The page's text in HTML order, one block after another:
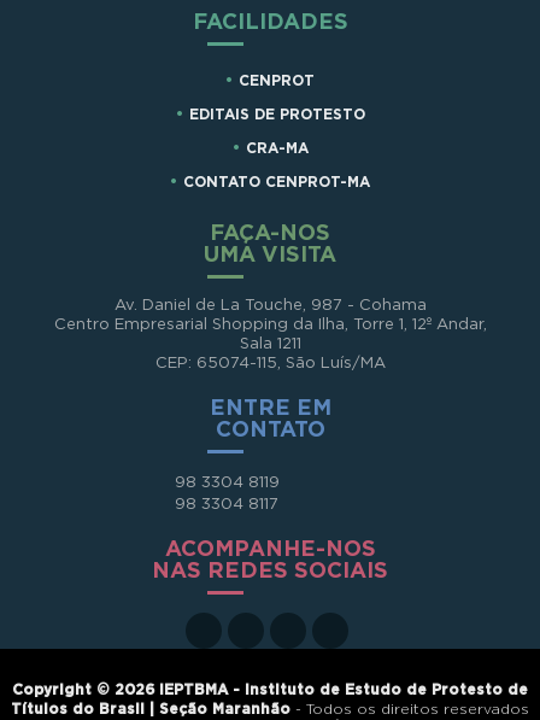
FACILIDADES
CENPROT
EDITAIS DE PROTESTO
CRA-MA
CONTATO CENPROT-MA
FAÇA-NOS
UMA VISITA
Av. Daniel de La Touche, 987 - Cohama
Centro Empresarial Shopping da Ilha, Torre 1, 12º Andar,
Sala 1211
CEP: 65074-115, São Luís/MA
ENTRE EM
CONTATO
98 3304 8119
98 3304 8117
ACOMPANHE-NOS
NAS REDES SOCIAIS
Copyright © 2026 IEPTBMA - Instituto de Estudo de Protesto de
Títulos do Brasil | Seção Maranhão - Todos os direitos reservados